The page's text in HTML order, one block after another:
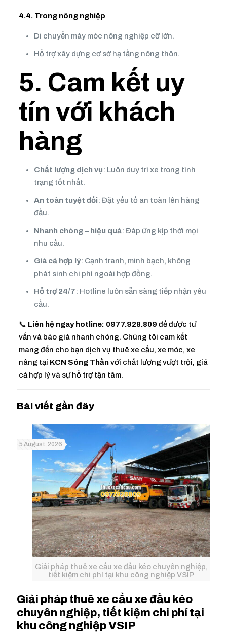
4.4. Trong nông nghiệp
Di chuyển máy móc nông nghiệp cỡ lớn.
Hỗ trợ xây dựng cơ sở hạ tầng nông thôn.
5. Cam kết uy
tín với khách
hàng
Chất lượng dịch vụ: Luôn duy trì xe trong tình
trạng tốt nhất.
An toàn tuyệt đối: Đặt yếu tố an toàn lên hàng
đầu.
Nhanh chóng – hiệu quả: Đáp ứng kịp thời mọi
nhu cầu.
Giá cả hợp lý: Cạnh tranh, minh bạch, không
phát sinh chi phí ngoài hợp đồng.
Hỗ trợ 24/7: Hotline luôn sẵn sàng tiếp nhận yêu
cầu.
📞 Liên hệ ngay hotline: 0977.928.809 để được tư
vấn và báo giá nhanh chóng. Chúng tôi cam kết
mang đến cho bạn dịch vụ thuê xe cẩu, xe móc, xe
nâng tại KCN Sóng Thầnvới chất lượng vượt trội, giá
cả hợp lý và sự hỗ trợ tận tâm.
Giải pháp thuê xe cẩu xe đầu kéo chuyên nghiệp,
tiết kiệm chi phí tại khu công nghiệp VSIP
5 August, 2026
Giải pháp thuê xe cẩu xe đầu kéo
chuyên nghiệp, tiết kiệm chi phí tại
khu công nghiệp VSIP